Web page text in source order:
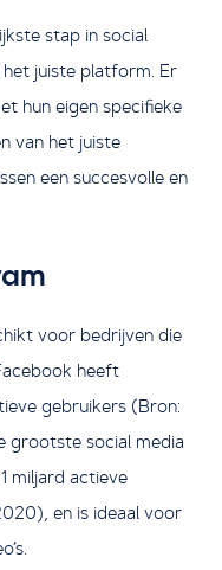
stap in social
juiste platform. Er
hun eigen specifieke
van het juiste
een succesvolle en
voor bedrijven die
heeft
gebruikers (Bron:
grootste social media
miljard actieve
en is ideaal voor